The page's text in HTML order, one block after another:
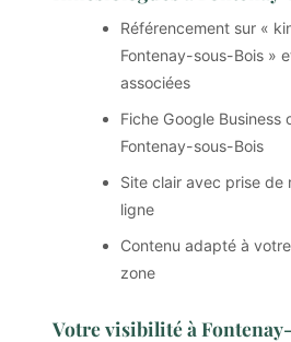
Référencement sur «
Fontenay-sous-Bois »
associées
Fiche Google Business
Fontenay-sous-Bois
Site clair avec prise de
ligne
Contenu adapté à
zone
Votre visibilité à